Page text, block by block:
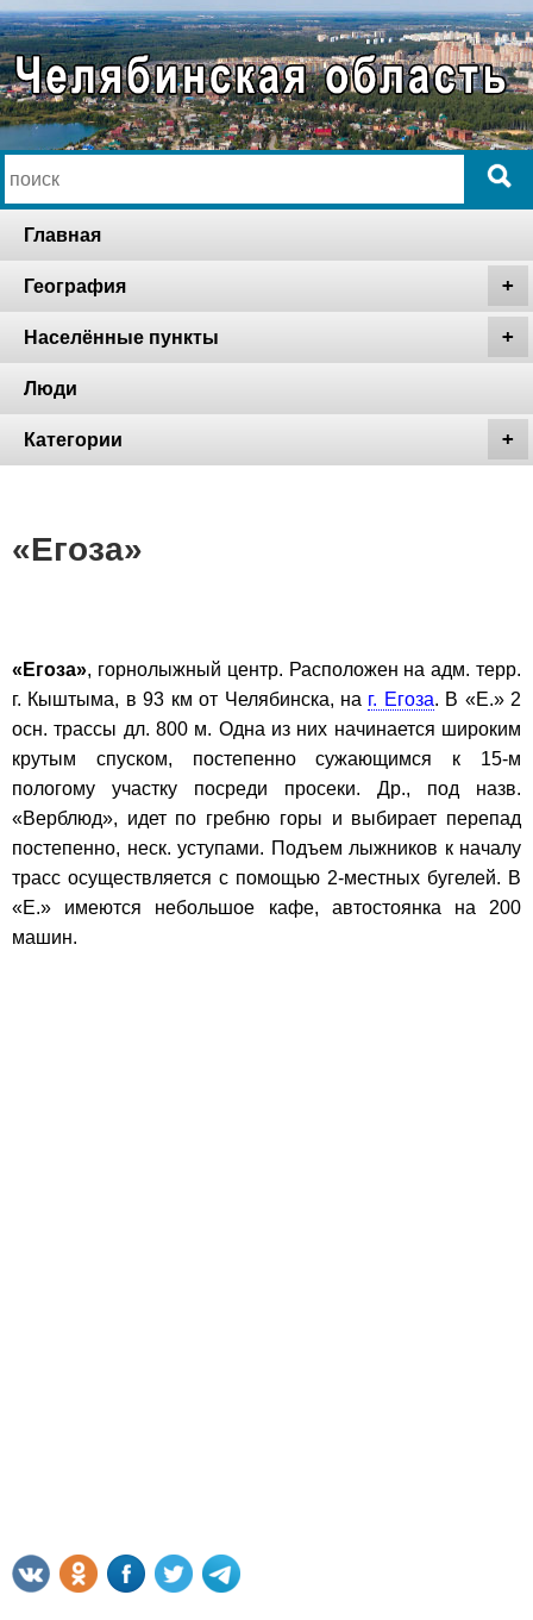
Главная
География
Населённые пункты
Люди
Категории
«Егоза»
«Егоза», горнолыжный центр. Расположен на адм. терр.
г. Кыштыма, в 93 км от Челябинска, на г. Егоза. В «Е.» 2
осн. трассы дл. 800 м. Одна из них начинается широким
крутым спуском, постепенно сужающимся к 15-м
пологому участку посреди просеки. Др., под назв.
«Верблюд», идет по гребню горы и выбирает перепад
постепенно, неск. уступами. Подъем лыжников к началу
трасс осуществляется с помощью 2-местных бугелей. В
«Е.» имеются небольшое кафе, автостоянка на 200
машин.